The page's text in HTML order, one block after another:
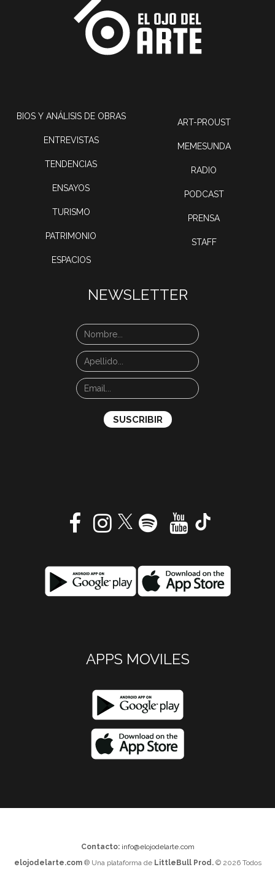
BIOS Y ANÁLISIS DE OBRAS
ENTREVISTAS
TENDENCIAS
ENSAYOS
TURISMO
PATRIMONIO
ESPACIOS
ART-PROUST
MEMESUNDA
RADIO
PODCAST
PRENSA
STAFF
NEWSLETTER
APPS MOVILES
Contacto: info@elojodelarte.com
elojodelarte.com® Una plataforma de LittleBull Prod.© 2026 Todos